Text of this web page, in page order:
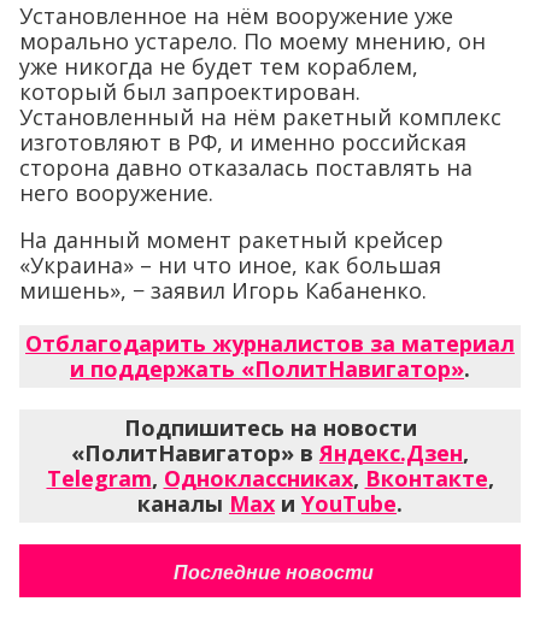
Установленное на нём вооружение уже
морально устарело. По моему мнению, он
уже никогда не будет тем кораблем,
который был запроектирован.
Установленный на нём ракетный комплекс
изготовляют в РФ, и именно российская
сторона давно отказалась поставлять на
него вооружение.
На данный момент ракетный крейсер
«Украина» – ни что иное, как большая
мишень», − заявил Игорь Кабаненко.
Отблагодарить журналистов за материал
и поддержать «ПолитНавигатор».
Подпишитесь на новости
«ПолитНавигатор» вЯндекс.Дзен,
Telegram, Одноклассниках, Вконтакте,
каналы Max и YouTube.
Последние новости